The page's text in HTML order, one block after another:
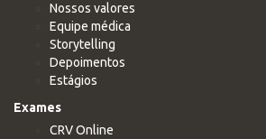
Nossos valores
Equipe médica
Storytelling
Depoimentos
Estágios
Exames
CRV Online